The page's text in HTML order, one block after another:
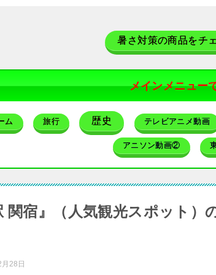
暑さ対策の商品をチ
メインメニュー
ム 旅行 歴史 テレビアニメ動画
アニソン動画②
関宿』（人気観光スポット
28日